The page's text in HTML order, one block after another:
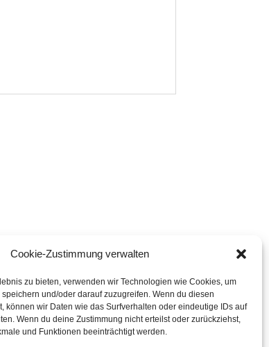
Cookie-Zustimmung verwalten
zu bieten, verwenden wir Technologien wie Cookies, um
und/oder darauf zuzugreifen. Wenn du diesen
können wir Daten wie das Surfverhalten oder eindeutige IDs auf
Wenn du deine Zustimmung nicht erteilst oder zurückziehst,
und Funktionen beeinträchtigt werden.